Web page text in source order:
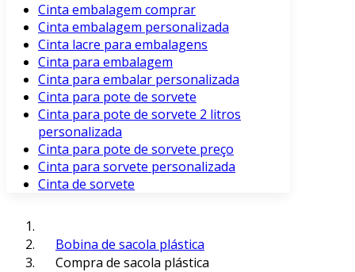
Cinta embalagem comprar
Cinta embalagem personalizada
Cinta lacre para embalagens
Cinta para embalagem
Cinta para embalar personalizada
Cinta para pote de sorvete
Cinta para pote de sorvete 2 litros
personalizada
Cinta para pote de sorvete preço
Cinta para sorvete personalizada
Cinta de sorvete
Bobina de sacola plástica
Compra de sacola plástica